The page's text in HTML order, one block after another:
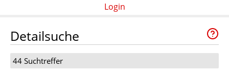
Login
Detailsuche
44 Suchtreffer